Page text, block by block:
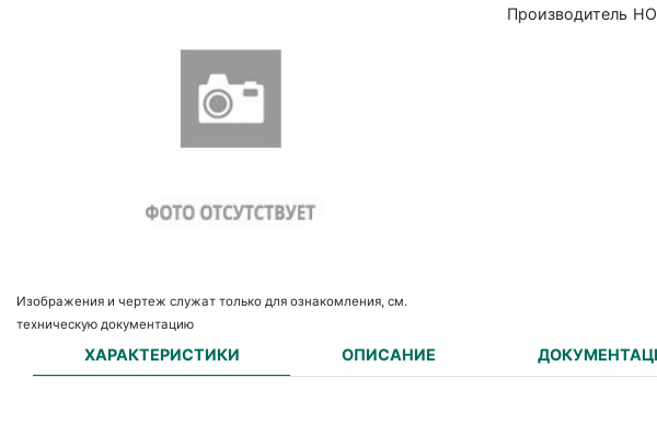
Изображения и чертеж служат только для ознакомления, см.
техническую документацию
Производитель
ХАРАКТЕРИСТИКИ ОПИСАНИЕ